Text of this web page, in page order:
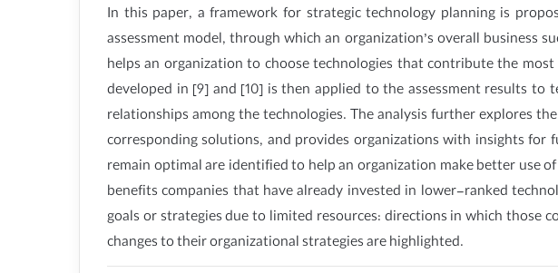
In this paper, a framework for strategic technology planning is
assessment model, through which an organization’s overall business
helps an organization to choose technologies that contribute the
developed in [9] and [10] is then applied to the assessment results
relationships among the technologies. The analysis further explores
corresponding solutions, and provides organizations with insights
remain optimal are identified to help an organization make better use
benefits companies that have already invested in lower-ranked
goals or strategies due to limited resources: directions in which those
changes to their organizational strategies are highlighted.